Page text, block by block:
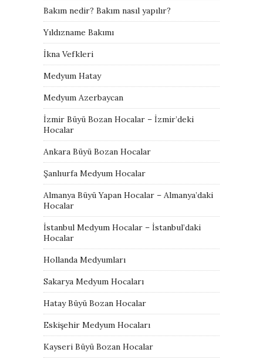
Bakım nedir? Bakım nasıl yapılır?
Yıldızname Bakımı
İkna Vefkleri
Medyum Hatay
Medyum Azerbaycan
İzmir Büyü Bozan Hocalar – İzmir’deki
Hocalar
Ankara Büyü Bozan Hocalar
Şanlıurfa Medyum Hocalar
Almanya Büyü Yapan Hocalar – Almanya’daki
Hocalar
İstanbul Medyum Hocalar – İstanbul’daki
Hocalar
Hollanda Medyumları
Sakarya Medyum Hocaları
Hatay Büyü Bozan Hocalar
Eskişehir Medyum Hocaları
Kayseri Büyü Bozan Hocalar